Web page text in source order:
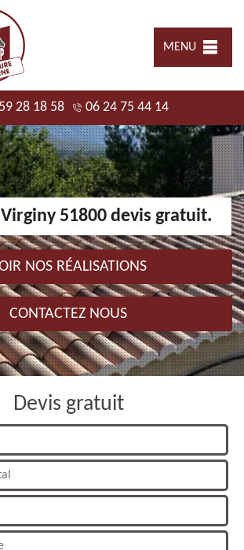
MENU
28 18 58 06 24 75 44 14
51800 devis gratuit.
NOS RÉALISATIONS
CONTACTEZ NOUS
Devis gratuit